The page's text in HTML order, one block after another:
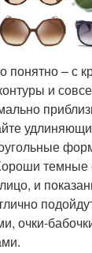
понятно – с
и
и
очки-